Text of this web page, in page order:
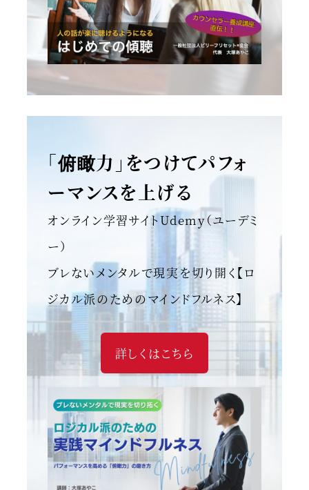
「俯瞰力」をつけてパフォ
ーマンスを上げる
オンライン学習サイトUdemy（ユーデミ
ー）
ブレないメンタルで現実を切り開く【ロ
ジカル派のためのマインドフルネス】
詳しくはこちら